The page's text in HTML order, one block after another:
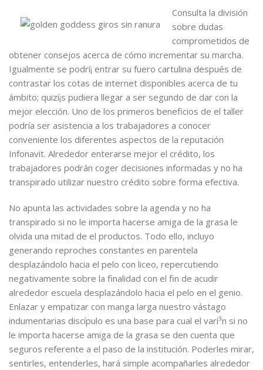
Consulta la división
sobre dudas
comprometidos de
obtener consejos acerca de cómo incrementar su marcha.
Igualmente se podrí¡ entrar su fuero cartulina después de
contrastar los cotas de internet disponibles acerca de tu
ámbito; quizí¡s pudiera llegar a ser segundo de dar con la
mejor elección. Uno de los primeros beneficios de el taller
podrí­a ser asistencia a los trabajadores a conocer
conveniente los diferentes aspectos de la reputación
Infonavit. Alrededor enterarse mejor el crédito, los
trabajadores podrán coger decisiones informadas y no ha
transpirado utilizar nuestro crédito sobre forma efectiva.
No apunta las actividades sobre la agenda y no ha
transpirado si no le importa hacerse amiga de la grasa le
olvida una mitad de el productos. Todo ello, incluyo
generando reproches constantes en parentela
desplazándolo hacia el pelo con liceo, repercutiendo
negativamente sobre la finalidad con el fin de acudir
alrededor escuela desplazándolo hacia el pelo en el genio.
Enlazar y empatizar con manga larga nuestro vástago
indumentarias discípulo es una base para cual el varí³n si no
le importa hacerse amiga de la grasa se den cuenta que
seguros referente a el paso de la institución. Poderles mirar,
sentirles, entenderles, hará simple acompañarles alrededor